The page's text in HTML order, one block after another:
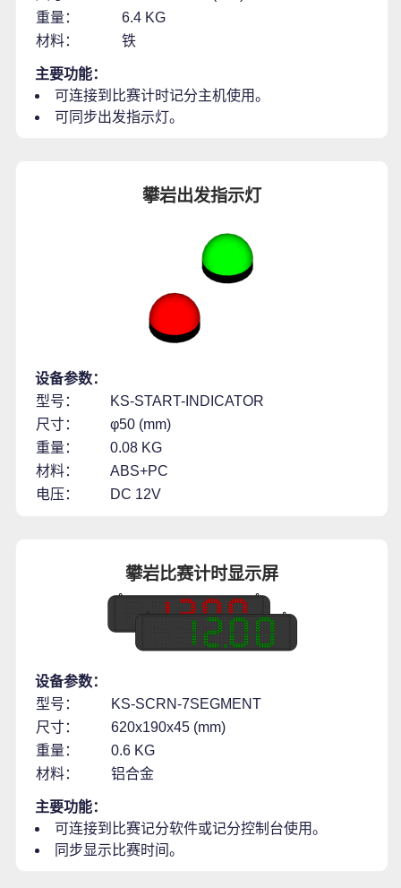
重量：
6.4 KG
材料：
铁
主要功能：
可连接到比赛计时记分主机使用。
可同步出发指示灯。
攀岩出发指示灯
设备参数：
型号：
KS-START-INDICATOR
尺寸：
φ50 (mm)
重量：
0.08 KG
材料：
ABS+PC
电压：
DC 12V
攀岩比赛计时显示屏
设备参数：
型号：
KS-SCRN-7SEGMENT
尺寸：
620x190x45 (mm)
重量：
0.6 KG
材料：
铝合金
主要功能：
可连接到比赛记分软件或记分控制台使用。
同步显示比赛时间。